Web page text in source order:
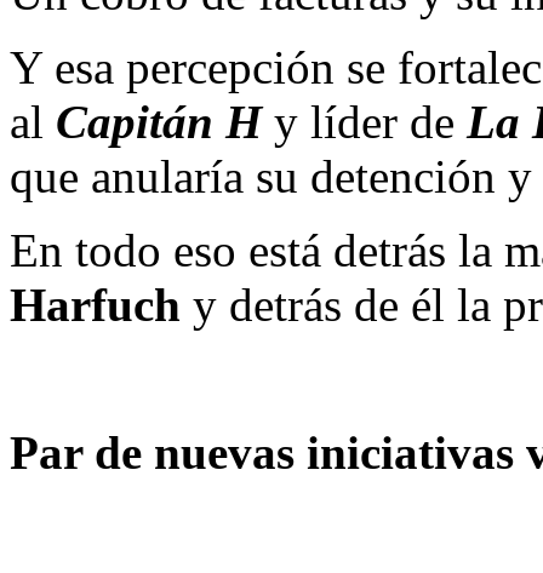
Y esa percepción se
al Capitán Hy líder de La
que anularía su detención
En todo eso está detrás la
Harfuch y detrás de él la
Par de nuevas iniciativas